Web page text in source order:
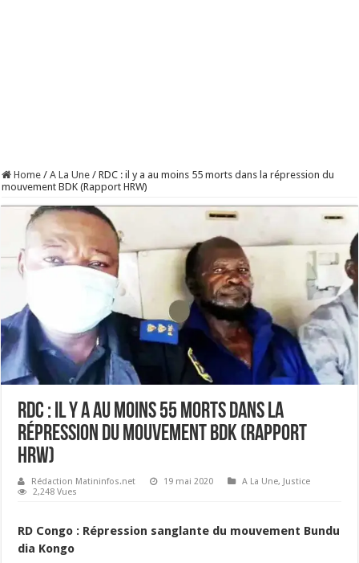
Home / A La Une / RDC : il y a au moins 55 morts dans la répression du
mouvement BDK (Rapport HRW)
RDC : il y a au moins 55 morts dans la
répression du mouvement BDK (Rapport
HRW)
Rédaction Matininfos.net 19 mai 2020 A La Une, Justice
2,248 Vues
RD Congo : Répression sanglante du mouvement Bundu
dia Kongo